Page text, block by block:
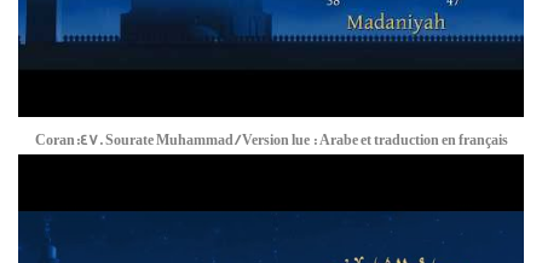
Coran:47. Sourate Muhammad / Version lue : Arabe et traduction en français